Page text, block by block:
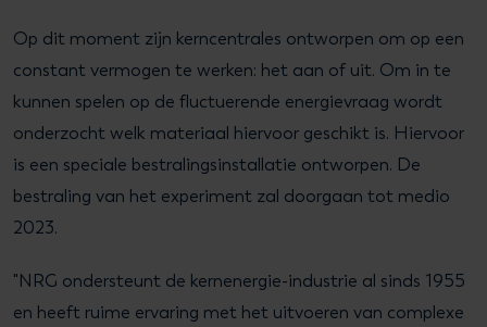
Op dit moment zijn kerncentrales ontworpen om op een
constant vermogen te werken: het aan of uit. Om in te
kunnen spelen op de fluctuerende energievraag wordt
onderzocht welk materiaal hiervoor geschikt is. Hiervoor
is een speciale bestralingsinstallatie ontworpen. De
bestraling van het experiment zal doorgaan tot medio
2023.
"NRG ondersteunt de kernenergie-industrie al sinds 1955
en heeft ruime ervaring met het uitvoeren van complexe